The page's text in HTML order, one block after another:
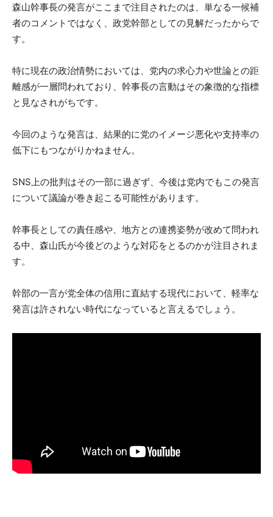
森山幹事長の発言がここまで注目されたのは、単なる一候補
者のコメントではなく、政党幹部としての見解だったからで
す。
特に現在の政治情勢においては、党内の求心力や世論との距
離感が一層問われており、幹事長の言動はその象徴的な指標
と見なされがちです。
今回のような発言は、結果的に党のイメージ悪化や支持率の
低下にもつながりかねません。
SNS上の批判はその一部に過ぎず、今後は党内でもこの発言
について議論が巻き起こる可能性があります。
幹事長としての責任感や、地方との連携姿勢が改めて問われ
る中、森山氏が今後どのような対応をとるのかが注目されま
す。
幹部の一言が党全体の信用に直結する現代において、軽率な
発言は許されない時代になっていると言えるでしょう。